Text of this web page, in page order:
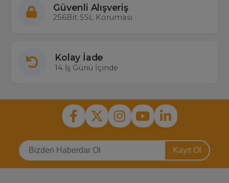
Güvenli Alışveriş
256Bit SSL Koruması
Kolay İade
14 İş Günü İçinde
Kayıt Ol